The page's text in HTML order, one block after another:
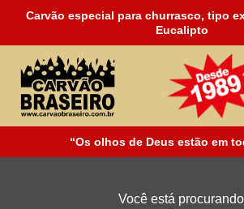
Carvão especial para churrasco, tipo
Eucalipto
“Os olhos de Deus estão em
Você está procurando